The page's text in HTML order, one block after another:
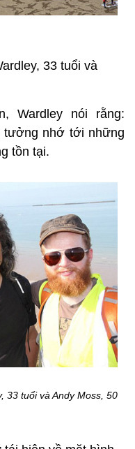
33 tuổi và
Wardley nói rằng:
tưởng nhớ tới những
tồn tại.
33 tuổi và Andy Moss, 50